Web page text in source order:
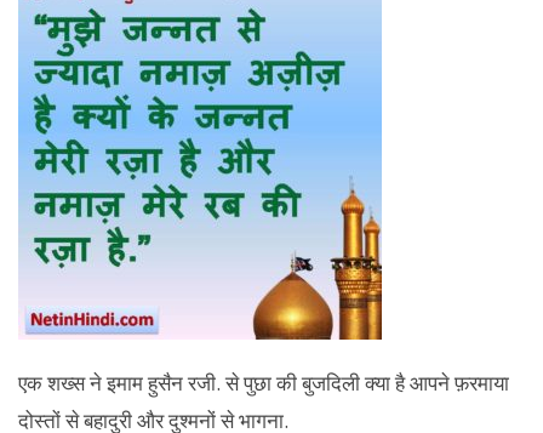
एक शख्स ने इमाम हुसैन रजी. से पुछा की बुजदिली क्या है आपने फ़रमाया
दोस्तों से बहादुरी और दुश्मनों से भागना.